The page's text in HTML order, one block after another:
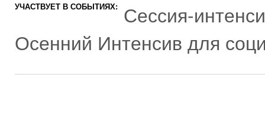
УЧАСТВУЕТ В СОБЫТИЯХ: Сессия-
Осенний Интенсив для